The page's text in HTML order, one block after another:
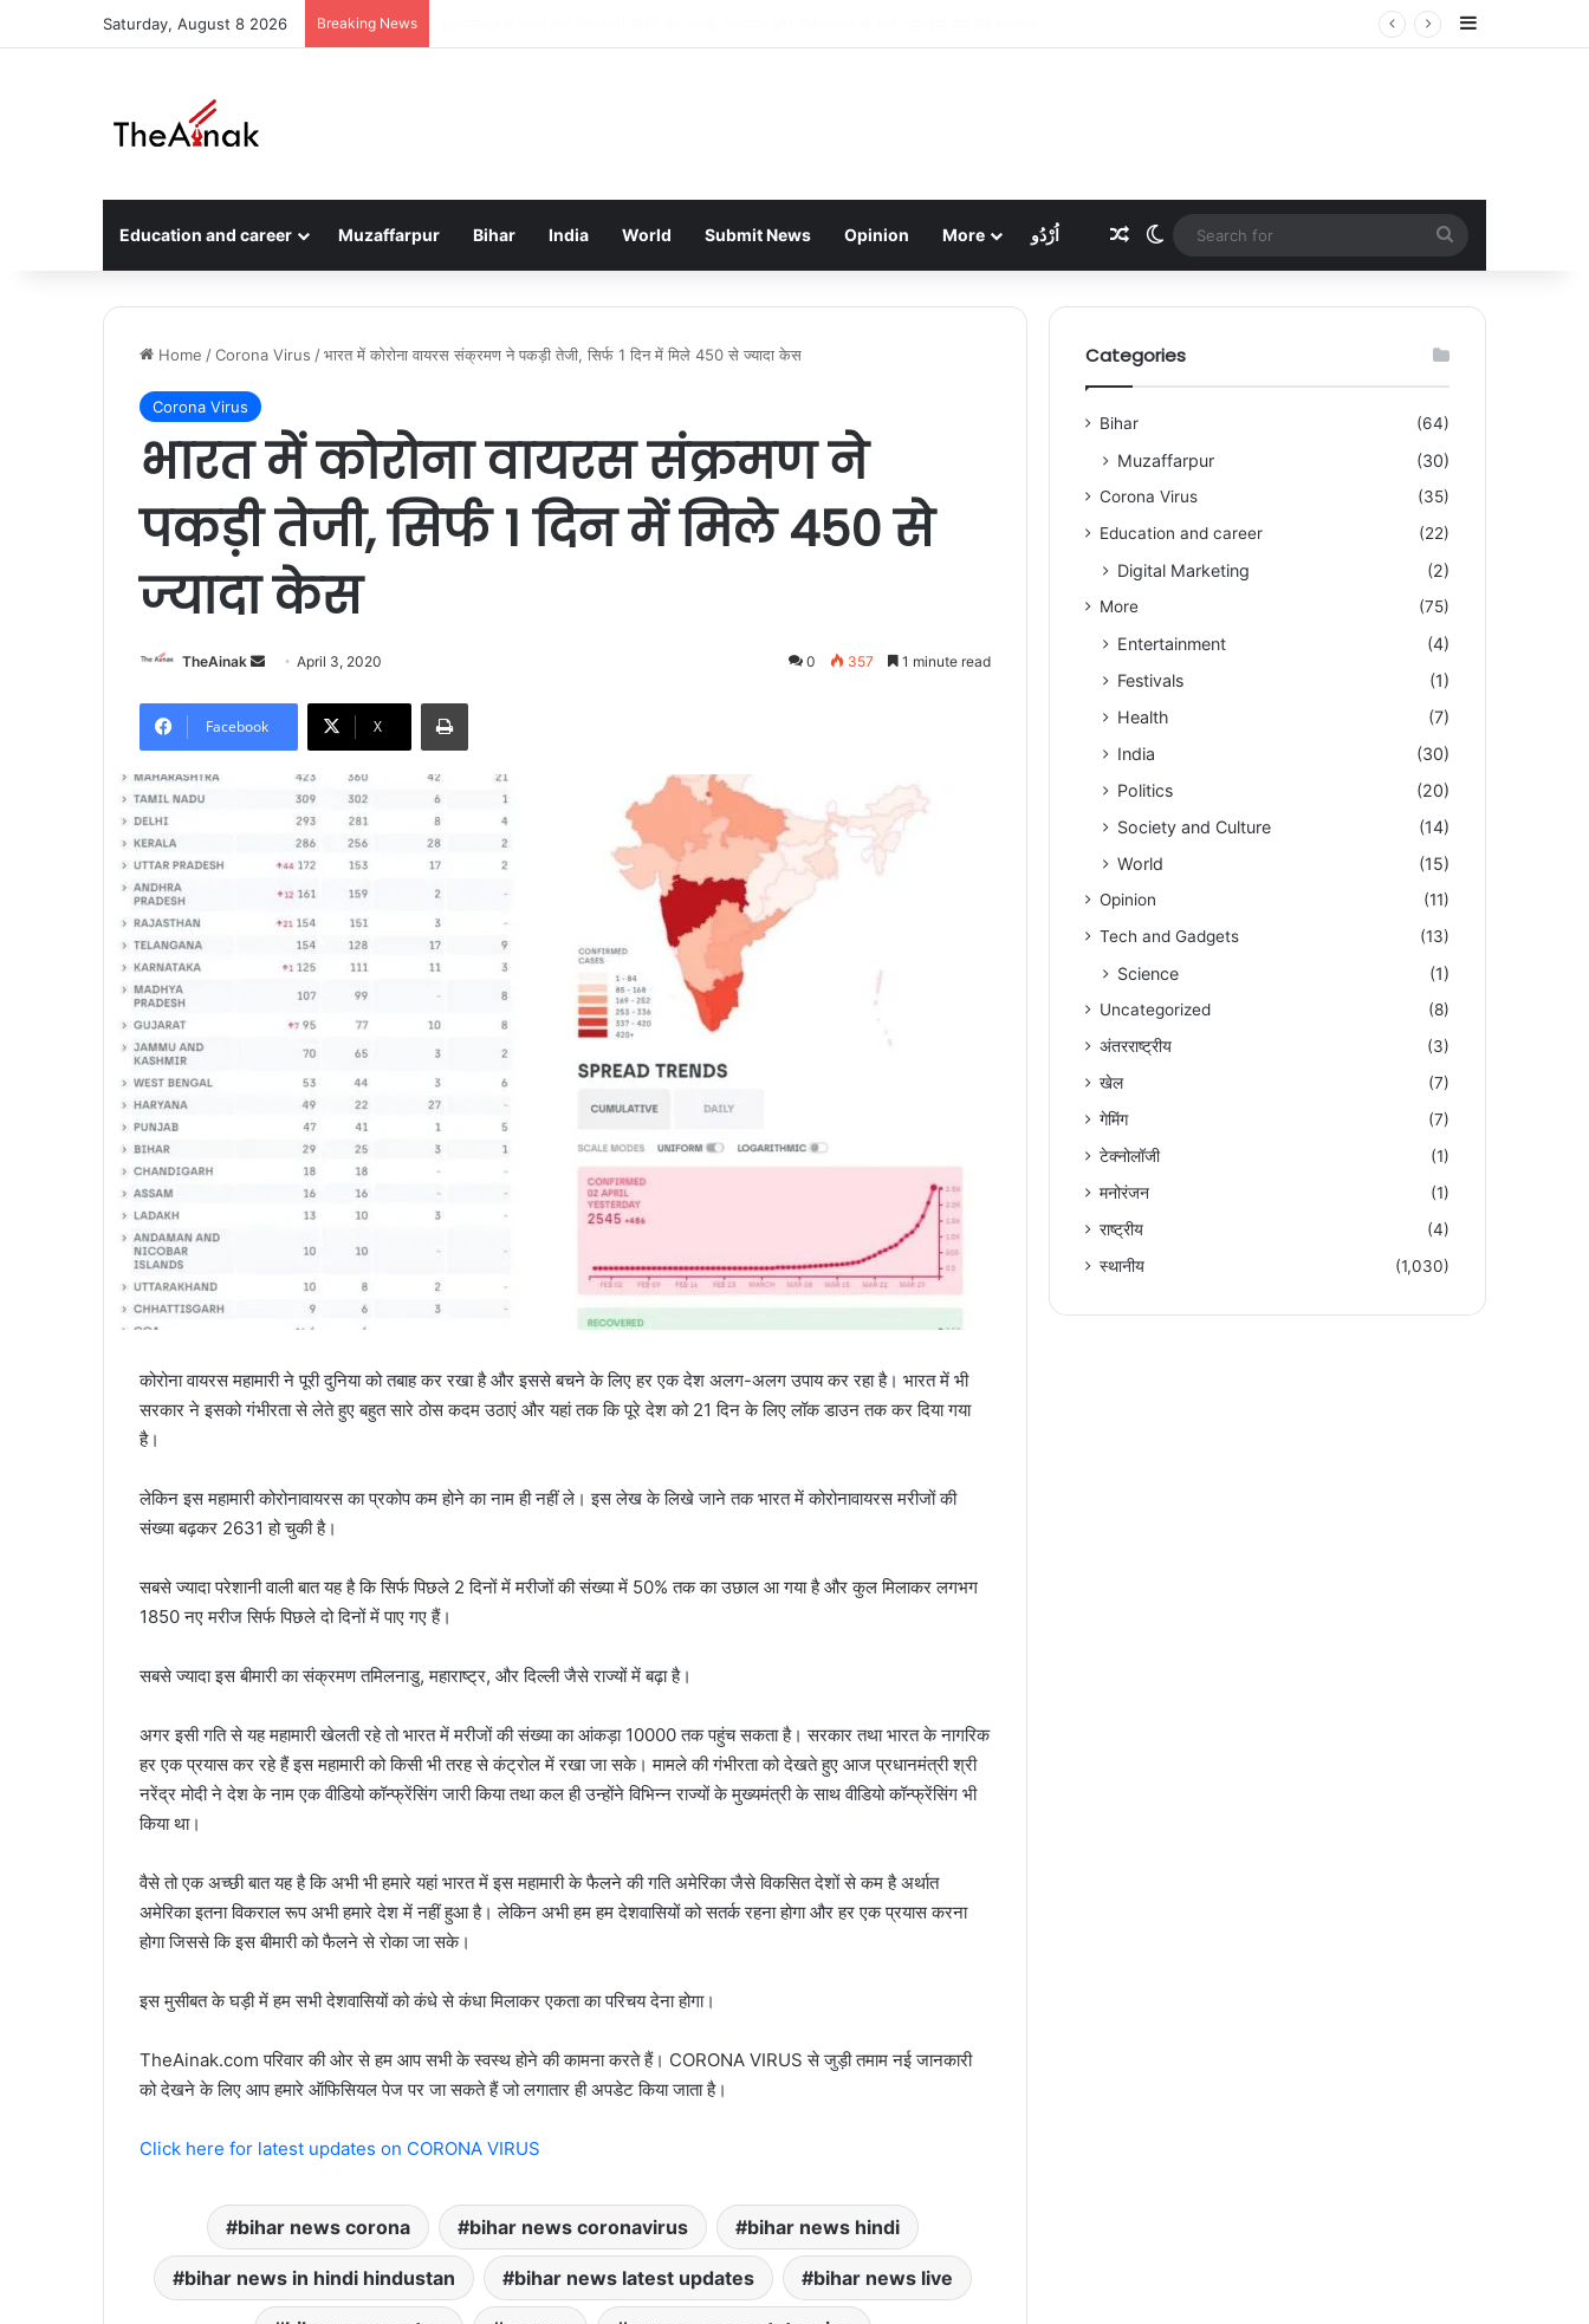
Saturday, August 8 2026 Breaking News Sidebar
Education and career Muzaffarpur Bihar India World Submit News Opinion More اُرْدُو Random Article
Switch skin
for
Home /Corona Virus /भारत में कोरोना वायरस संक्रमण ने पकड़ी तेजी, सिर्फ 1 दिन में मिले 450 से ज्यादा केस
Corona Virus
भारत में कोरोना वायरस संक्रमण ने
पकड़ी तेजी, सिर्फ 1 दिन में मिले 450 से
ज्यादा केस
TheAinak
SendApril 3, 2020 0 357 1 minute read
Facebook X
Print
कोरोना वायरस महामारी ने पूरी दुनिया को तबाह कर रखा है और इससे बचने के लिए हर एक देश अलग-अलग उपाय कर रहा है। भारत में भी
सरकार ने इसको गंभीरता से लेते हुए बहुत सारे ठोस कदम उठाएं और यहां तक कि पूरे देश को 21 दिन के लिए लॉक डाउन तक कर दिया गया
है।
लेकिन इस महामारी कोरोनावायरस का प्रकोप कम होने का नाम ही नहीं ले। इस लेख के लिखे जाने तक भारत में कोरोनावायरस मरीजों की
संख्या बढ़कर 2631 हो चुकी है।
सबसे ज्यादा परेशानी वाली बात यह है कि सिर्फ पिछले 2 दिनों में मरीजों की संख्या में 50% तक का उछाल आ गया है और कुल मिलाकर लगभग
1850 नए मरीज सिर्फ पिछले दो दिनों में पाए गए हैं।
सबसे ज्यादा इस बीमारी का संक्रमण तमिलनाडु, महाराष्ट्र, और दिल्ली जैसे राज्यों में बढ़ा है।
अगर इसी गति से यह महामारी खेलती रहे तो भारत में मरीजों की संख्या का आंकड़ा 10000 तक पहुंच सकता है। सरकार तथा भारत के नागरिक
हर एक प्रयास कर रहे हैं इस महामारी को किसी भी तरह से कंट्रोल में रखा जा सके। मामले की गंभीरता को देखते हुए आज प्रधानमंत्री श्री
नरेंद्र मोदी ने देश के नाम एक वीडियो कॉन्फ्रेंसिंग जारी किया तथा कल ही उन्होंने विभिन्न राज्यों के मुख्यमंत्री के साथ वीडियो कॉन्फ्रेंसिंग भी
किया था।
वैसे तो एक अच्छी बात यह है कि अभी भी हमारे यहां भारत में इस महामारी के फैलने की गति अमेरिका जैसे विकसित देशों से कम है अर्थात
अमेरिका इतना विकराल रूप अभी हमारे देश में नहीं हुआ है। लेकिन अभी हम हम देशवासियों को सतर्क रहना होगा और हर एक प्रयास करना
होगा जिससे कि इस बीमारी को फैलने से रोका जा सके।
इस मुसीबत के घड़ी में हम सभी देशवासियों को कंधे से कंधा मिलाकर एकता का परिचय देना होगा।
TheAinak.com परिवार की ओर से हम आप सभी के स्वस्थ होने की कामना करते हैं। CORONA VIRUS से जुड़ी तमाम नई जानकारी
को देखने के लिए आप हमारे ऑफिसियल पेज पर जा सकते हैं जो लगातार ही अपडेट किया जाता है।
Click here for latest updates on CORONA VIRUS
bihar news corona bihar news coronavirus bihar news hindi
bihar news in hindi hindustan bihar news latest updates bihar news live
Categories
Bihar (64)
Muzaffarpur (30)
Corona Virus
(35)
Education and career
(22)
Digital Marketing (2)
More (75)
Entertainment
(4)
Festivals
(1)
Health
(7)
India
(30)
Politics
(20)
Society and Culture
(14)
World
(15)
Opinion
(11)
Tech and Gadgets
(13)
Science (1)
Uncategorized
(8)
अंतरराष्ट्रीय
(3)
खेल
(7)
गेमिंग
(7)
टेक्नोलॉजी
(1)
मनोरंजन
(1)
राष्ट्रीय
(4)
स्थानीय
(1,030)